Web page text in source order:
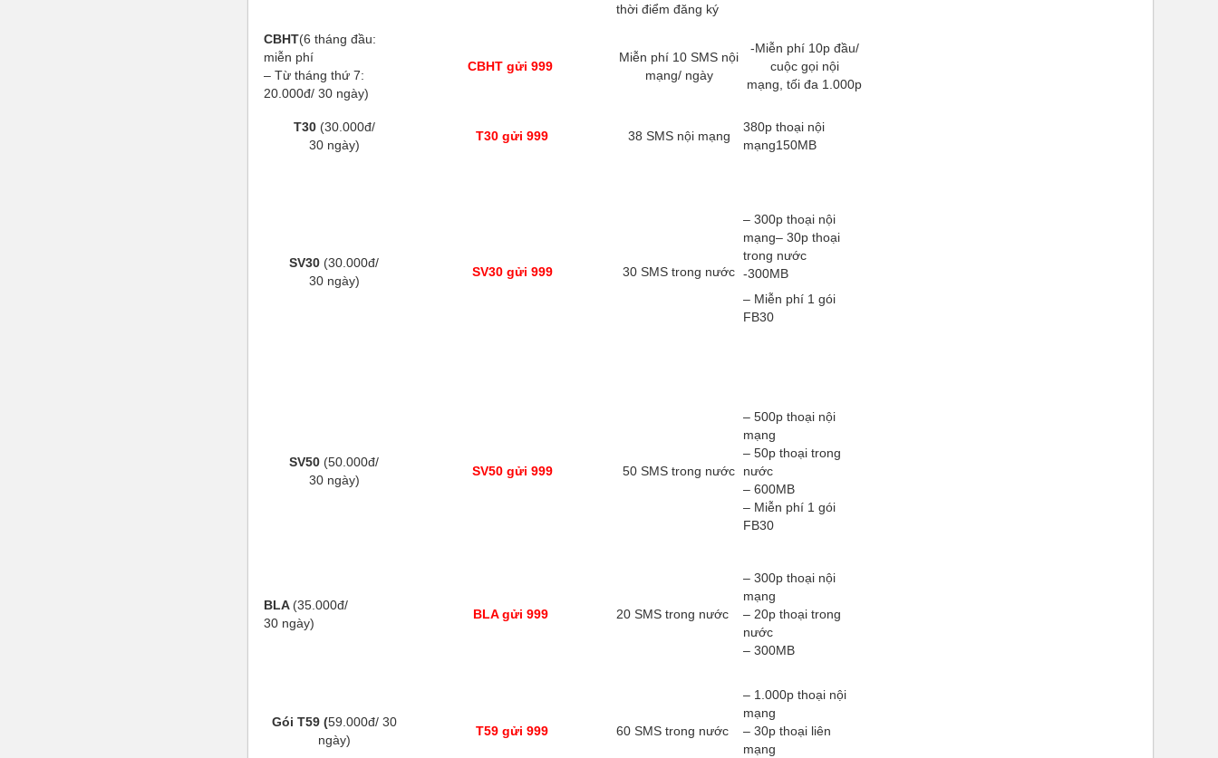
thời điểm đăng ký
CBHT(6 tháng đầu:
miễn phí
– Từ tháng thứ 7:
20.000đ/ 30 ngày)
CBHT gửi 999
Miễn phí 10 SMS nội
mạng/ ngày
-Miễn phí 10p đầu/
cuộc gọi nội
mạng, tối đa 1.000p
T30 (30.000đ/
30 ngày)
T30 gửi 999 38 SMS nội mạng
380p thoại nội
mạng150MB
SV30 (30.000đ/
30 ngày)
SV30 gửi 999 30 SMS trong nước
– 300p thoại nội
mạng– 30p thoại
trong nước
-300MB
– Miễn phí 1 gói
FB30
SV50 (50.000đ/
30 ngày)
SV50 gửi 999 50 SMS trong nước
– 500p thoại nội
mạng
– 50p thoại trong
nước
– 600MB
– Miễn phí 1 gói
FB30
BLA (35.000đ/
30 ngày)
BLA gửi 999 20 SMS trong nước
– 300p thoại nội
mạng
– 20p thoại trong
nước
– 300MB
Gói T59 (59.000đ/ 30
ngày)
T59 gửi 999 60 SMS trong nước
– 1.000p thoại nội
mạng
– 30p thoại liên
mạng